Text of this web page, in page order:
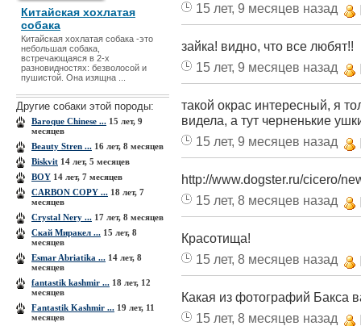
Китайская хохлатая
собака
Китайская хохлатая собака -это
небольшая собака,
встречающаяся в 2-х
разновидностях: безволосой и
пушистой. Она изящна ...
Другие собаки этой породы:
Baroque Chinese ... 15 лет, 9
месяцев
Beauty Stren ... 16 лет, 8 месяцев
Biskvit 14 лет, 5 месяцев
BOY 14 лет, 7 месяцев
CARBON COPY ... 18 лет, 7
месяцев
Crystal Nery ... 17 лет, 8 месяцев
Cкай Миракел ... 15 лет, 8
месяцев
Esmar Abriatika ... 14 лет, 8
месяцев
fantastik kashmir ... 18 лет, 12
месяцев
Fantastik Kashmir ... 19 лет, 11
месяцев
15 лет, 9 месяцев назад
зайка! видно, что все любят!!
15 лет, 9 месяцев назад
такой окрас интересный, я
видела, а тут черненькие
15 лет, 9 месяцев назад
http://www.dogster.ru/cicero/
15 лет, 8 месяцев назад
Красотища!
15 лет, 8 месяцев назад
Какая из фотографий Бакса
15 лет, 8 месяцев назад